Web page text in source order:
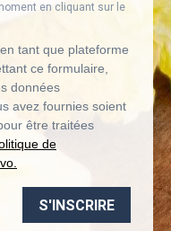
en cliquant sur le
tant que plateforme
ce formulaire,
données
avez fournies soient
être traitées
de
S'INSCRIRE